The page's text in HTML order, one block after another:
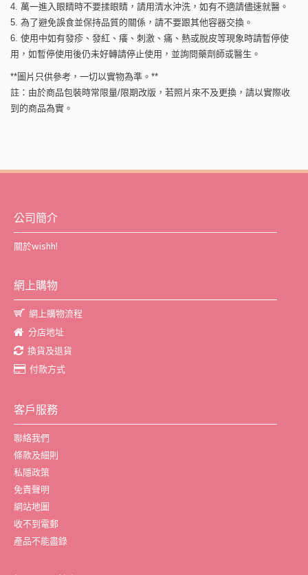
4. 萬一進入眼睛時不要揉眼睛，請用清水沖洗，如有不適請儘速就醫。
5. 為了避免誤食並保持品質的關係，請不要跟其他容器交換。
6. 使用中如有發疹、發紅、癢、刺激、痛、熱或脫皮等現象時請暫停使
用，如暫停使用後仍未好轉請停止使用，並詢問藥劑師或醫生。
**圖片只供參考，一切以實物為準。**
註：由於商品包裝時常限量/限期改版，若照片來不及更換，請以實際收
到的商品為實。
公司簡介
關於wishh!
網上購物
網上購物流程
分店地址
換貨及退貨
付款方式
客戶服務
聯絡我們
條款及細則
私隱政策
免責聲明
網站地圖
收不到電郵
產品不能盡錄